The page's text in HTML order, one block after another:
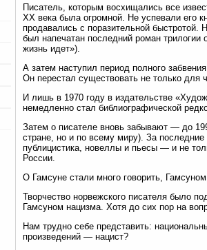
Писатель, которым восхищались все
XX века была огромной. Не успевали его
продавались с поразительной быстротой.
был напечатан последний роман трилогии
жизнь идет»).
А затем наступил период полного
Он перестал существовать не только для
И лишь в 1970 году в издательстве
немедленно стал библиографической
Затем о писателе вновь забывают — до
стране, но и по всему миру). За
публицистика, новеллы и пьесы — и не
России.
О Гамсуне стали много говорить,
Творчество норвежского писателя было
Гамсуном нацизма. Хотя до сих пор на
Нам трудно себе представить:
произведений — нацист?